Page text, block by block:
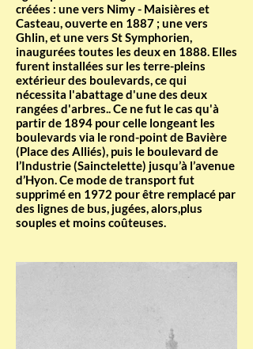
créées : une vers Nimy - Maisières et
Casteau, ouverte en 1887 ; une vers
Ghlin, et une vers St Symphorien,
inaugurées toutes les deux en 1888. Elles
furent installées sur les terre-pleins
extérieur des boulevards, ce qui
nécessita l'abattage d'une des deux
rangées d'arbres.. Ce ne fut le cas qu'à
partir de 1894 pour celle longeant les
boulevards via le rond-point de Bavière
(Place des Alliés), puis le boulevard de
l’Industrie (Sainctelette) jusqu’à l’avenue
d’Hyon. Ce mode de transport fut
supprimé en 1972 pour être remplacé par
des lignes de bus, jugées, alors,plus
souples et moins coûteuses.